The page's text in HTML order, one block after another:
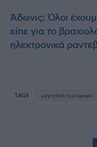
Άδωνις: Όλοι
είπε για το
ηλεκτρονικά
TAGS μαγνητική τομογραφία